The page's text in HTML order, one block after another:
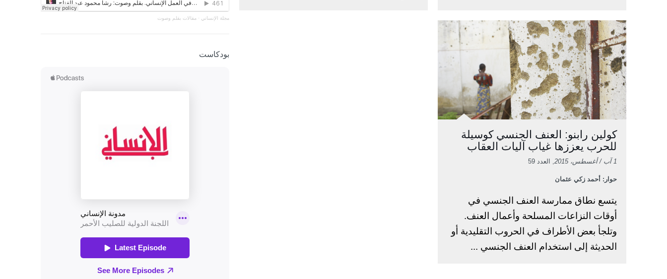
كولين رابنو: العنف الجنسي كوسيلة
للحرب يعززها غياب آليات العقاب
1 آب / أغسطس، 2015 , العدد 59
حوار: أحمد زكي عثمان
يتسع نطاق ممارسة العنف الجنسي في
أوقات النزاعات المسلحة وأعمال العنف.
وتلجأ بعض الأطراف في الحروب التقليدية أو
الحديثة إلى استخدام العنف الجنسي ...
مجلة الإنساني · مقالات بقلم وصوت
بودكاست